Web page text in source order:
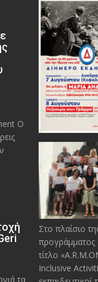
O
τα
Στο πλαίσιο
προγράμματος
τίτλο
Inclusive